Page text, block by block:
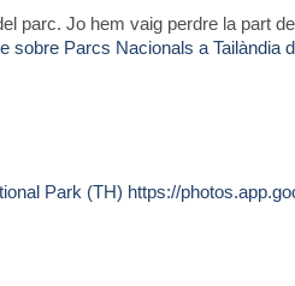
parc. Jo hem vaig perdre la part
sobre Parcs Nacionals a Tailàndia
Park (TH) https://